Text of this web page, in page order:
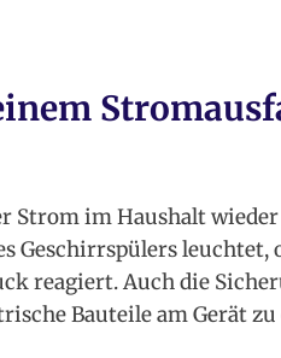
Strom im Haushalt
Geschirrspülers
reagiert. Auch die
Bauteile am Gerät zu